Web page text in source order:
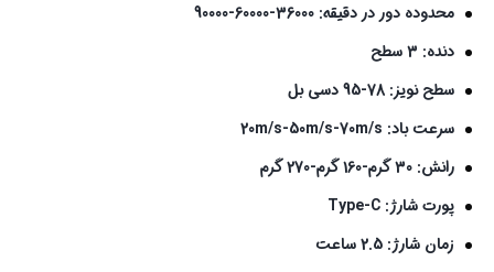
محدوده دور در دقیقه: 36000-60000-90000
دنده: 3 سطح
سطح نویز: 78-95 دسی بل
سرعت باد: 20m/s-50m/s-70m/s
رانش: 30 گرم-160 گرم-270 گرم
پورت شارژ: Type-C
زمان شارژ: 2.5 ساعت